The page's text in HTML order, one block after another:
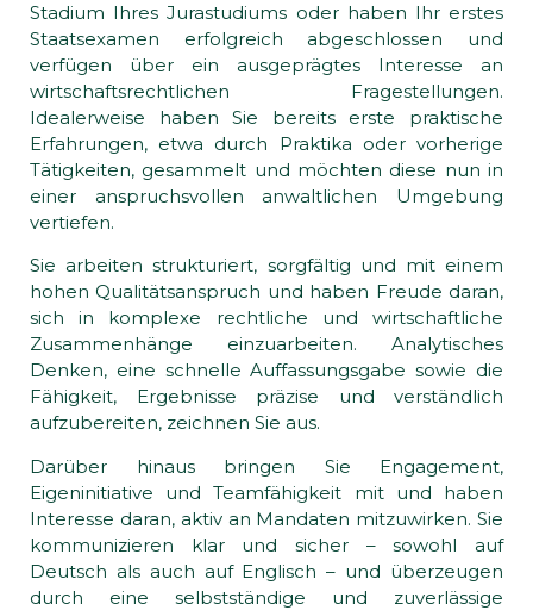
Stadium Ihres Jurastudiums oder haben Ihr erstes
Staatsexamen erfolgreich abgeschlossen und
verfügen über ein ausgeprägtes Interesse an
wirtschaftsrechtlichen Fragestellungen.
Idealerweise haben Sie bereits erste praktische
Erfahrungen, etwa durch Praktika oder vorherige
Tätigkeiten, gesammelt und möchten diese nun in
einer anspruchsvollen anwaltlichen Umgebung
vertiefen.
Sie arbeiten strukturiert, sorgfältig und mit einem
hohen Qualitätsanspruch und haben Freude daran,
sich in komplexe rechtliche und wirtschaftliche
Zusammenhänge einzuarbeiten. Analytisches
Denken, eine schnelle Auffassungsgabe sowie die
Fähigkeit, Ergebnisse präzise und verständlich
aufzubereiten, zeichnen Sie aus.
Darüber hinaus bringen Sie Engagement,
Eigeninitiative und Teamfähigkeit mit und haben
Interesse daran, aktiv an Mandaten mitzuwirken. Sie
kommunizieren klar und sicher – sowohl auf
Deutsch als auch auf Englisch – und überzeugen
durch eine selbstständige und zuverlässige